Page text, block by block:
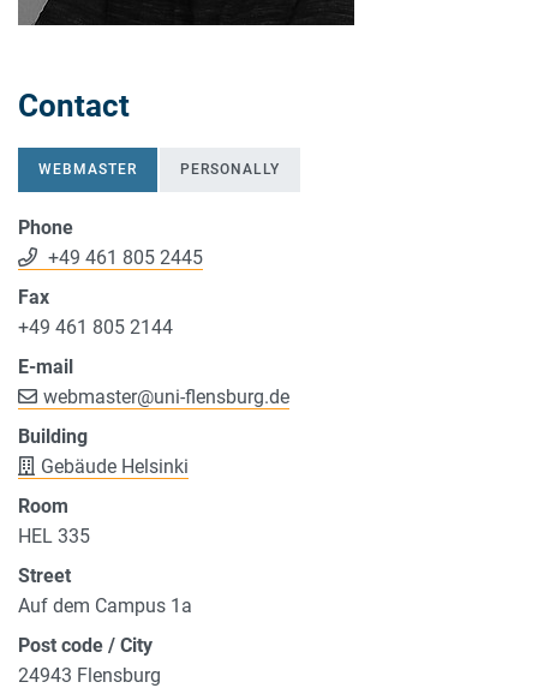
Contact
WEBMASTER PERSONALLY
Phone
+49 461 805 2445
Fax
+49 461 805 2144
E-mail
webmaster@uni-flensburg.de
Building
Gebäude Helsinki
Room
HEL 335
Street
Auf dem Campus 1a
Post code / City
24943 Flensburg